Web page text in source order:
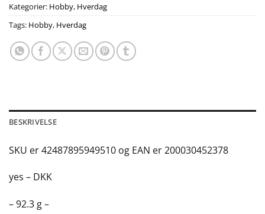
Kategorier: Hobby, Hverdag
Tags: Hobby, Hverdag
BESKRIVELSE
SKU er 42487895949510 og EAN er 200030452378
yes – DKK
– 92.3 g –